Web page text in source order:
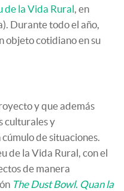
de la Vida Rural, en
Durante todo el año,
objeto cotidiano en su
y que además
culturales y
de situaciones.
de la Vida Rural, con el
de manera
The Dust Bowl. Quan la